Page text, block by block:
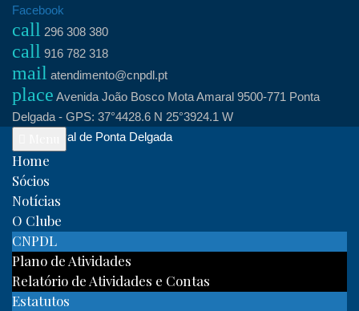
Skip
content
Facebook
call 296 308 380
call 916 782 318
mail atendimento@cnpdl.pt
place Avenida João Bosco Mota Amaral 9500-771 Ponta
Delgada - GPS: 37°4428.6 N 25°3924.1 W
Clube Naval de Ponta Delgada
Home
Sócios
Notícias
O Clube
CNPDL
Plano de Atividades
Relatório de Atividades e Contas
Estatutos